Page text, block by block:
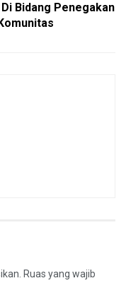
Bidang Penegakan
Ruas yang wajib